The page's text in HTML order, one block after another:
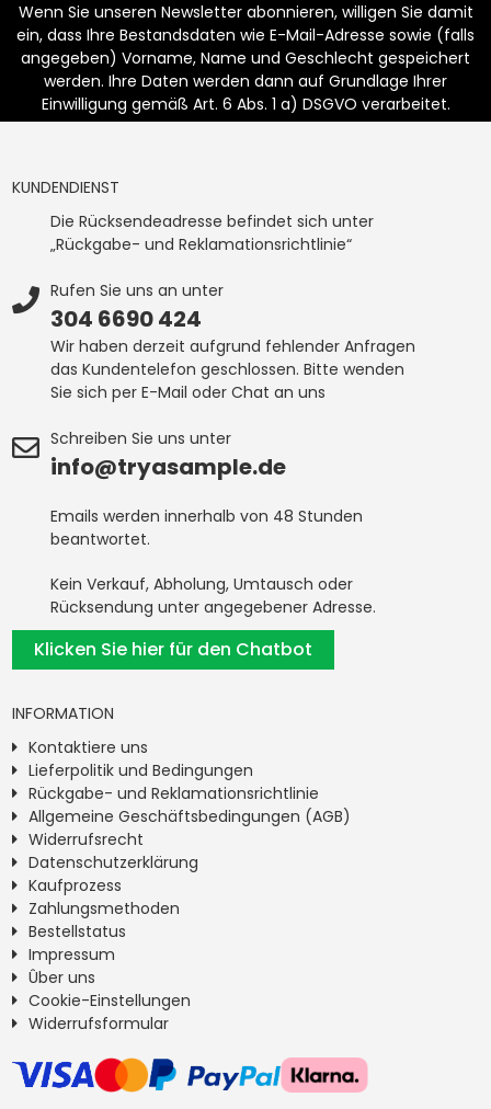
Wenn Sie unseren Newsletter abonnieren, willigen Sie damit
ein, dass Ihre Bestandsdaten wie E-Mail-Adresse sowie (falls
angegeben) Vorname, Name und Geschlecht gespeichert
werden. Ihre Daten werden dann auf Grundlage Ihrer
Einwilligung gemäß Art. 6 Abs. 1 a) DSGVO verarbeitet.
KUNDENDIENST
Die Rücksendeadresse befindet sich unter
„Rückgabe- und Reklamationsrichtlinie“
Rufen Sie uns an unter
304 6690 424
Wir haben derzeit aufgrund fehlender Anfragen
das Kundentelefon geschlossen. Bitte wenden
Sie sich per E-Mail oder Chat an uns
Schreiben Sie uns unter
info@tryasample.de
Emails werden innerhalb von 48 Stunden
beantwortet.
Kein Verkauf, Abholung, Umtausch oder
Rücksendung unter angegebener Adresse.
Klicken Sie hier für den Chatbot
INFORMATION
Kontaktiere uns
Lieferpolitik und Bedingungen
Rückgabe- und Reklamationsrichtlinie
Allgemeine Geschäftsbedingungen (AGB)
Widerrufsrecht
Datenschutzerklärung
Kaufprozess
Zahlungsmethoden
Bestellstatus
Impressum
Ûber uns
Cookie-Einstellungen
Widerrufsformular